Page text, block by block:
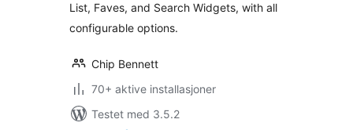
List, Faves, and Search Widgets, with all
configurable options.
Chip Bennett
70+ aktive installasjoner
Testet med 3.5.2